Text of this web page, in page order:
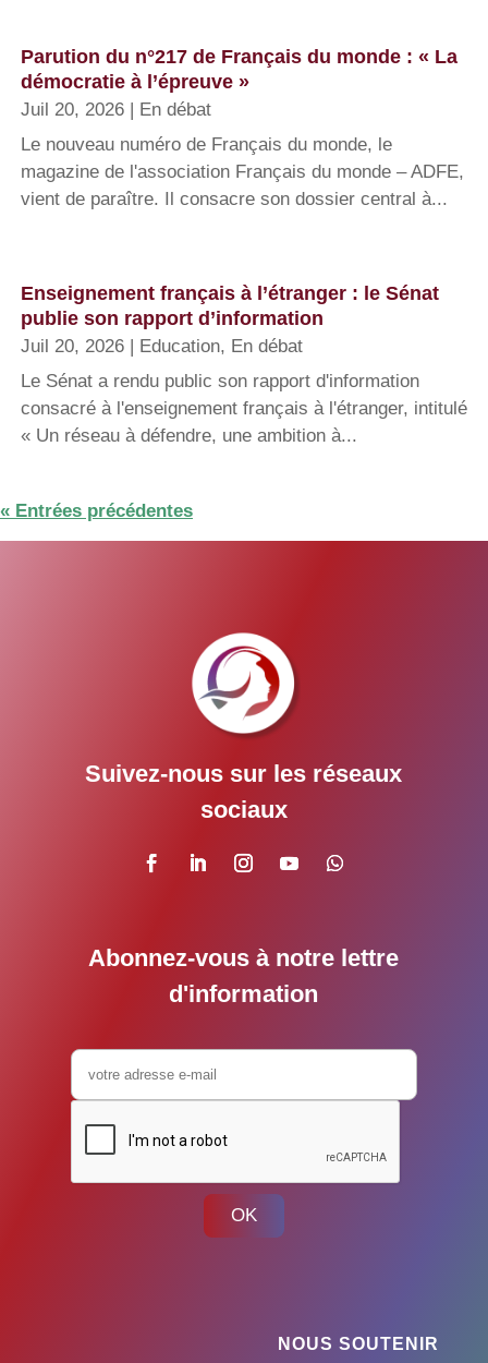
Parution du n°217 de Français du monde : « La
démocratie à l’épreuve »
Juil 20, 2026 | En débat
Le nouveau numéro de Français du monde, le
magazine de l'association Français du monde – ADFE,
vient de paraître. Il consacre son dossier central à...
Enseignement français à l’étranger : le Sénat
publie son rapport d’information
Juil 20, 2026 | Education, En débat
Le Sénat a rendu public son rapport d'information
consacré à l'enseignement français à l'étranger, intitulé
« Un réseau à défendre, une ambition à...
« Entrées précédentes
Suivez-nous sur les réseaux
sociaux
Abonnez-vous à notre lettre
d'information
OK
NOUS SOUTENIR